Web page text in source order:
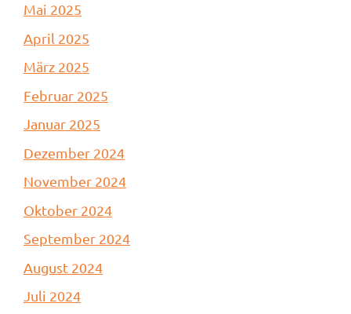
Mai 2025
April 2025
März 2025
Februar 2025
Januar 2025
Dezember 2024
November 2024
Oktober 2024
September 2024
August 2024
Juli 2024